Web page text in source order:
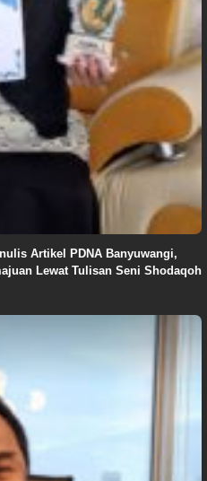
Artikel PDNA Banyuwangi,
Lewat Tulisan Seni Shodaqoh